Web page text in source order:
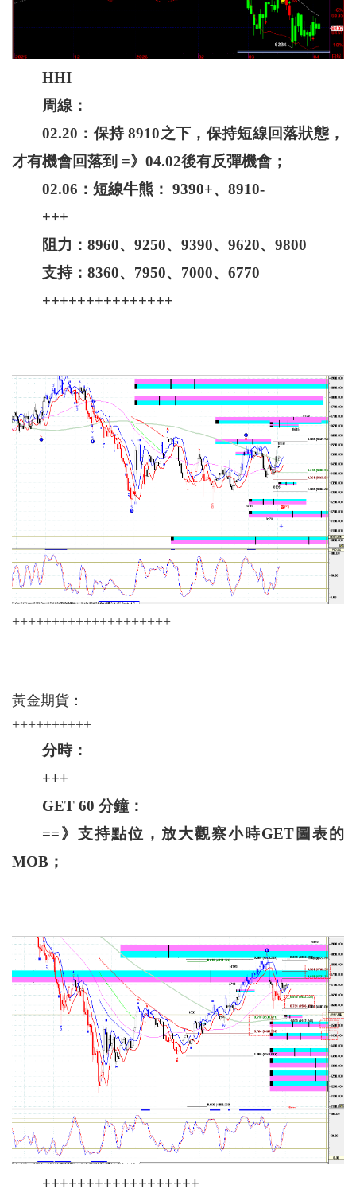
HHI
周線：
02.20：保持 8910之下，保持短線回落狀態，
才有機會回落到 =》04.02後有反彈機會；
02.06：短線牛熊： 9390+、8910-
+++
阻力：8960、9250、9390、9620、9800
支持：8360、7950、7000、6770
+++++++++++++++
++++++++++++++++++++
黃金期貨：
++++++++++
分時：
+++
GET 60 分鐘：
==》支持點位，放大觀察小時GET圖表的
MOB；
++++++++++++++++++